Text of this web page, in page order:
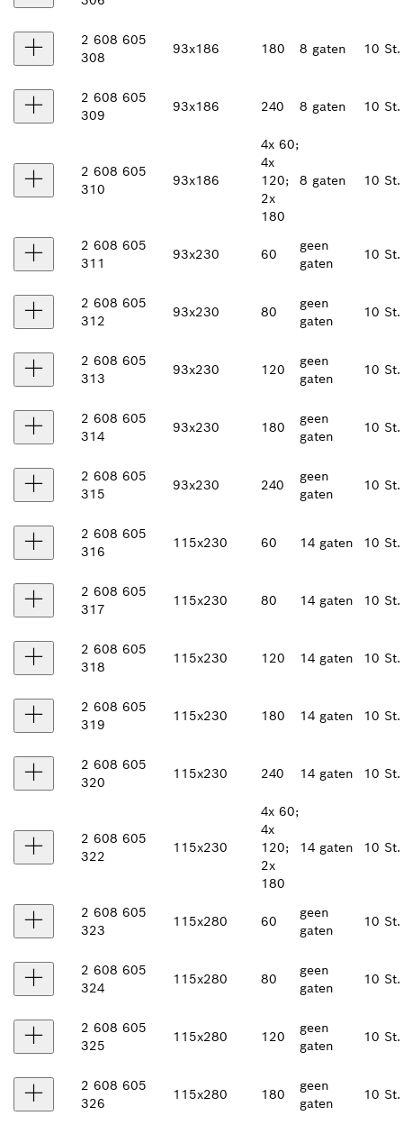
2 608 605
308
93x186 180 8 gaten 10 St.
2 608 605
309
93x186 240 8 gaten 10 St.
2 608 605
310
93x186
4x 60;
4x
120;
2x
180
8 gaten 10 St.
2 608 605
311
93x230 60
geen
gaten
10 St.
2 608 605
312
93x230 80
geen
gaten
10 St.
2 608 605
313
93x230 120
geen
gaten
10 St.
2 608 605
314
93x230 180
geen
gaten
10 St.
2 608 605
315
93x230 240
geen
gaten
10 St.
2 608 605
316
115x230 60 14 gaten 10 St.
2 608 605
317
115x230 80 14 gaten 10 St.
2 608 605
318
115x230 120 14 gaten 10 St.
2 608 605
319
115x230 180 14 gaten 10 St.
2 608 605
320
115x230 240 14 gaten 10 St.
2 608 605
322
115x230
4x 60;
4x
120;
2x
180
14 gaten 10 St.
2 608 605
323
115x280 60
geen
gaten
10 St.
2 608 605
324
115x280 80
geen
gaten
10 St.
2 608 605
325
115x280 120
geen
gaten
10 St.
2 608 605
326
115x280 180
geen
gaten
10 St.